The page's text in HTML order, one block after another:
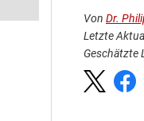
Von Dr.
Letzte
Geschätzte